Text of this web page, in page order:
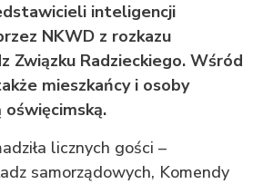
inteligencji
NKWD z rozkazu
Związku Radzieckiego. Wśród
mieszkańcy i osoby
oświęcimską.
licznych gości –
samorządowych, Komendy